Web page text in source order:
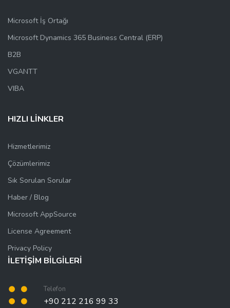
Microsoft İş Ortağı
Microsoft Dynamics 365 Business Central (ERP)
B2B
VGANTT
VIBA
HIZLI LİNKLER
Hizmetlerimiz
Çözümlerimiz
Sık Sorulan Sorular
Haber / Blog
Microsoft AppSource
License Agreement
Privacy Policy
İLETİŞİM BİLGİLERİ
Telefon
+90 212 216 99 33